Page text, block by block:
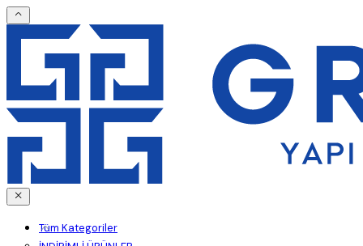
Tüm Kategoriler